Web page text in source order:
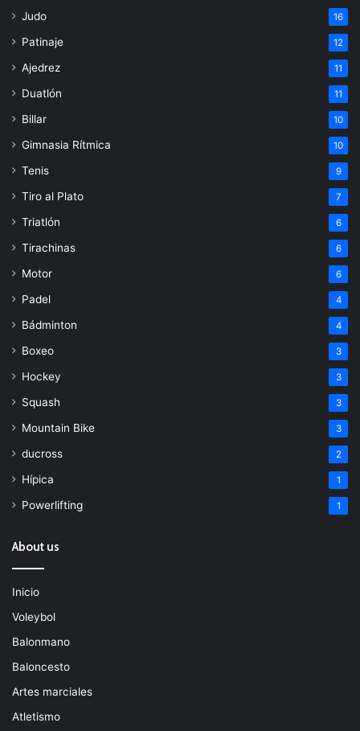
Judo 16
Patinaje 12
Ajedrez 11
Duatlón 11
Billar 10
Gimnasia Rítmica 10
Tenis 9
Tiro al Plato 7
Triatlón 6
Tirachinas 6
Motor 6
Padel 4
Bádminton 4
Boxeo 3
Hockey 3
Squash 3
Mountain Bike 3
ducross 2
Hípica 1
Powerlifting 1
About us
Inicio
Voleybol
Balonmano
Baloncesto
Artes marciales
Atletismo